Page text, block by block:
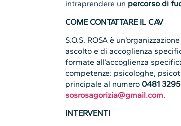
intraprendere un percorso di
COME CONTATTARE IL CAV
S.O.S. ROSA è
ascolto e di accoglienza
formate all’accoglienza
competenze: psicologhe,
principale al numero0481
sosrosagorizia@gmail.com.
INTERVENTI